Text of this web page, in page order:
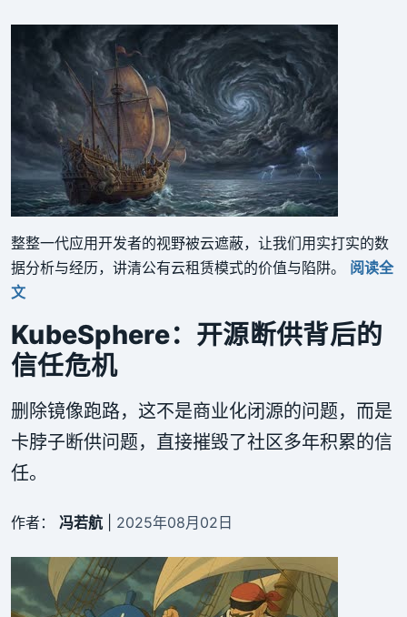
整整一代应用开发者的视野被云遮蔽，让我们用实打实的数
据分析与经历，讲清公有云租赁模式的价值与陷阱。 阅读全
文
KubeSphere：开源断供背后的
信任危机
删除镜像跑路，这不是商业化闭源的问题，而是
卡脖子断供问题，直接摧毁了社区多年积累的信
任。
作者： 冯若航 2025年08月02日